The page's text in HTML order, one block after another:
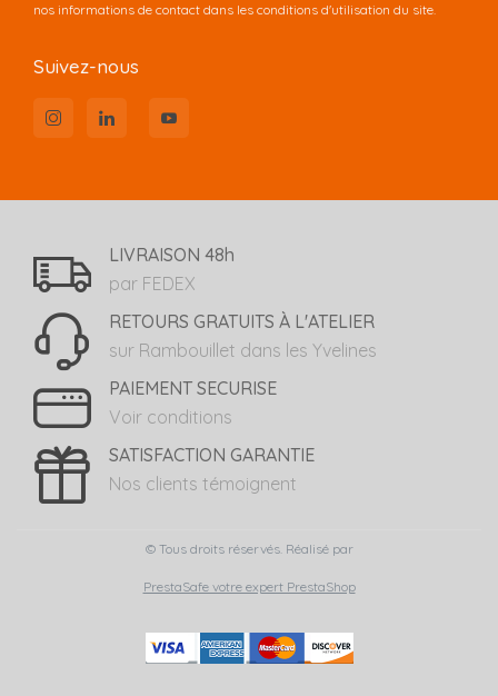
nos informations de contact dans les conditions d'utilisation du site.
Suivez-nous
LIVRAISON 48h
par FEDEX
RETOURS GRATUITS À L'ATELIER
sur Rambouillet dans les Yvelines
PAIEMENT SECURISE
Voir conditions
SATISFACTION GARANTIE
Nos clients témoignent
© Tous droits réservés. Réalisé par
PrestaSafe votre expert PrestaShop